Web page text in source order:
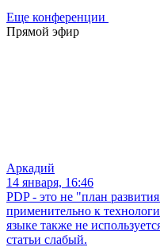
Еще конференции
Прямой эфир
Аркадий
14 января, 16:46
PDP - это не "план
применительно к
языке также не
статьи слабый.